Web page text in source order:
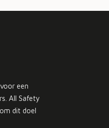
een
All Safety
dit doel